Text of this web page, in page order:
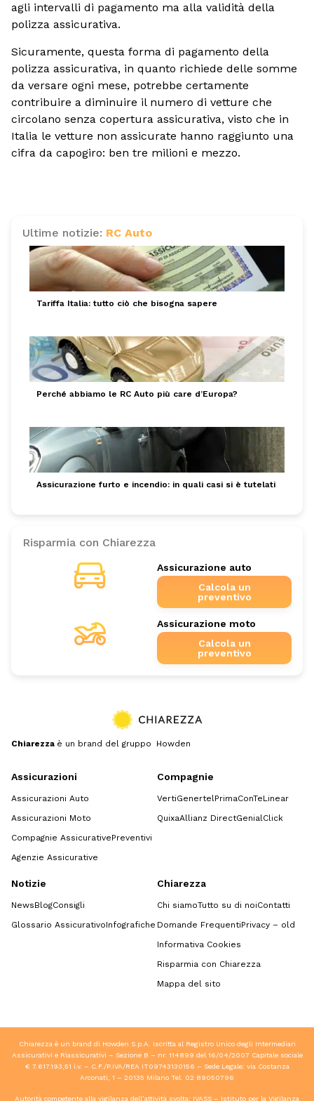
agli intervalli di pagamento ma alla validità della
polizza assicurativa.
Sicuramente, questa forma di pagamento della
polizza assicurativa, in quanto richiede delle somme
da versare ogni mese, potrebbe certamente
contribuire a diminuire il numero di vetture che
circolano senza copertura assicurativa, visto che in
Italia le vetture non assicurate hanno raggiunto una
cifra da capogiro: ben tre milioni e mezzo.
Ultime notizie: RC Auto
Tariffa Italia: tutto ciò che bisogna sapere
Perché abbiamo le RC Auto più care d’Europa?
Assicurazione furto e incendio: in quali casi si è tutelati
Risparmia con Chiarezza
Assicurazione auto
Calcola un
preventivo
Assicurazione moto
Calcola un
preventivo
Chiarezza è un brand del gruppo Howden
Assicurazioni
Assicurazioni Auto
Assicurazioni Moto
Compagnie AssicurativePreventivi
Agenzie Assicurative
Compagnie
VertiGenertel PrimaConTeLinear
QuixaAllianz DirectGenialClick
Notizie
NewsBlogConsigli
Glossario AssicurativoInfografiche
Chiarezza
Chi siamoTutto su di noiContatti
Domande FrequentiPrivacy – old
Informativa Cookies
Risparmia con Chiarezza
Mappa del sito
Chiarezza è un brand di Howden S.p.A. Iscritta al Registro Unico degli Intermediari
Assicurativi e Riassicurativi – Sezione B – nr. 114899 del 16/04/2007 Capitale sociale
€ 7.617.193,51 i.v. – C.F./P.IVA/REA IT09743130156 – Sede Legale: via Costanza
Arconati, 1 – 20135 Milano Tel. 02 89050796
Autorità competente alla vigilanza dell’attività svolta: IVASS – Istituto per la Vigilanza